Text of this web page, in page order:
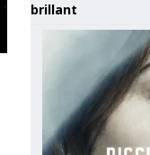
brillant